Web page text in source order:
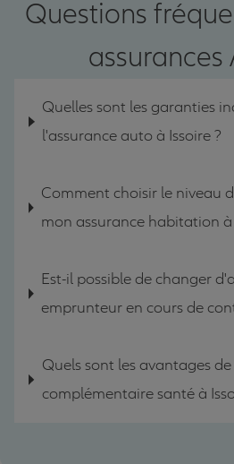
Questions
assurances
Quelles sont les garanties
l'assurance auto à Issoire ?
Comment choisir le niveau
mon assurance habitation à
Est-il possible de changer
emprunteur en cours de
Quels sont les avantages
complémentaire santé à